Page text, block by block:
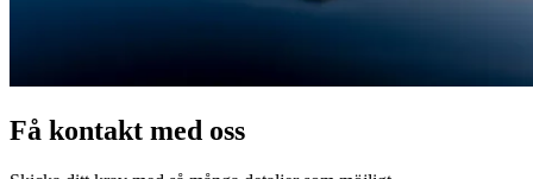
Få kontakt med oss